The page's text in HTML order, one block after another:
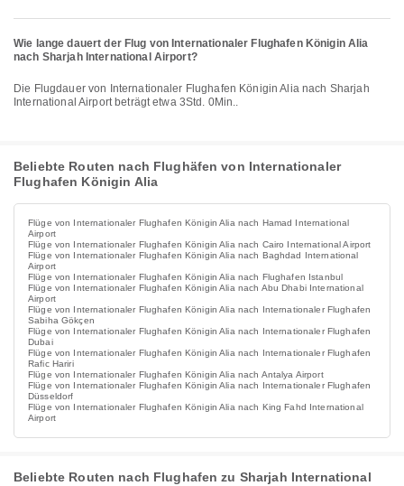
Wie lange dauert der Flug von Internationaler Flughafen Königin Alia
nach Sharjah International Airport?
Die Flugdauer von Internationaler Flughafen Königin Alia nach Sharjah
International Airport beträgt etwa 3Std. 0Min..
Beliebte Routen nach Flughäfen von Internationaler
Flughafen Königin Alia
Flüge von Internationaler Flughafen Königin Alia nach Hamad International
Airport
Flüge von Internationaler Flughafen Königin Alia nach Cairo International Airport
Flüge von Internationaler Flughafen Königin Alia nach Baghdad International
Airport
Flüge von Internationaler Flughafen Königin Alia nach Flughafen Istanbul
Flüge von Internationaler Flughafen Königin Alia nach Abu Dhabi International
Airport
Flüge von Internationaler Flughafen Königin Alia nach Internationaler Flughafen
Sabiha Gökçen
Flüge von Internationaler Flughafen Königin Alia nach Internationaler Flughafen
Dubai
Flüge von Internationaler Flughafen Königin Alia nach Internationaler Flughafen
Rafic Hariri
Flüge von Internationaler Flughafen Königin Alia nach Antalya Airport
Flüge von Internationaler Flughafen Königin Alia nach Internationaler Flughafen
Düsseldorf
Flüge von Internationaler Flughafen Königin Alia nach King Fahd International
Airport
Beliebte Routen nach Flughafen zu Sharjah International